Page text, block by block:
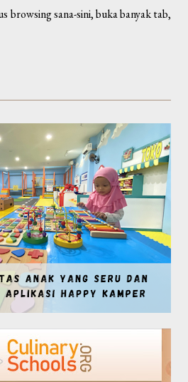
browsing sana-sini, buka banyak tab,